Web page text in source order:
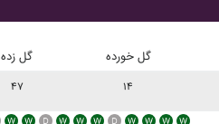
گل زده گل خورده
۴۷ ۱۴